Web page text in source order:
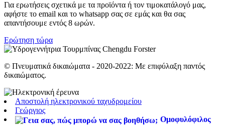
Για ερωτήσεις σχετικά με τα προϊόντα ή τον τιμοκατάλογό μας,
αφήστε το email και το whatsapp σας σε εμάς και θα σας
απαντήσουμε εντός 8 ωρών.
Ερώτηση τώρα
© Πνευματικά δικαιώματα - 2020-2022: Με επιφύλαξη παντός
δικαιώματος.
Αποστολή ηλεκτρονικού ταχυδρομείου
Γεώργιος
Ομοφυλόφιλος